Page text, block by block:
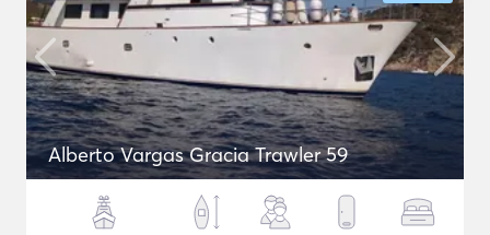
Alberto Vargas Gracia Trawler 59